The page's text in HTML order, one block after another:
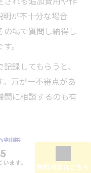
明が不十分な場合
の場で質問し納得し
。
録してもらうと、
万が一不審点があ
関に相談するのも有
判断
よって異なります
ます。
無料相談はこちら